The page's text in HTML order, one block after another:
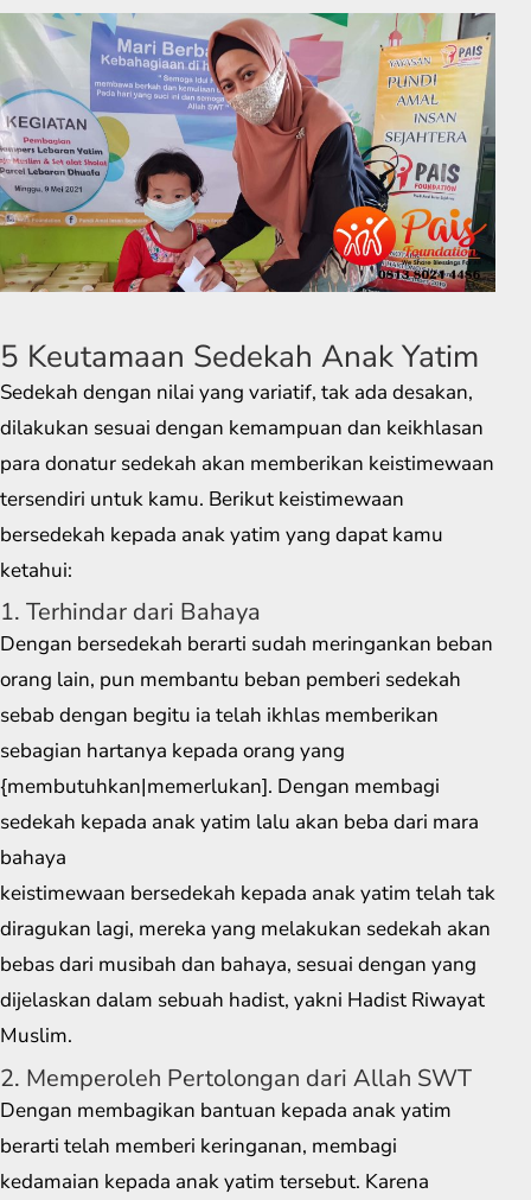
5 Keutamaan Sedekah Anak Yatim
Sedekah dengan nilai yang variatif, tak ada desakan,
dilakukan sesuai dengan kemampuan dan keikhlasan
para donatur sedekah akan memberikan keistimewaan
tersendiri untuk kamu. Berikut keistimewaan
bersedekah kepada anak yatim yang dapat kamu
ketahui:
1. Terhindar dari Bahaya
Dengan bersedekah berarti sudah meringankan beban
orang lain, pun membantu beban pemberi sedekah
sebab dengan begitu ia telah ikhlas memberikan
sebagian hartanya kepada orang yang
{membutuhkan|memerlukan]. Dengan membagi
sedekah kepada anak yatim lalu akan beba dari mara
bahaya
keistimewaan bersedekah kepada anak yatim telah tak
diragukan lagi, mereka yang melakukan sedekah akan
bebas dari musibah dan bahaya, sesuai dengan yang
dijelaskan dalam sebuah hadist, yakni Hadist Riwayat
Muslim.
2. Memperoleh Pertolongan dari Allah SWT
Dengan membagikan bantuan kepada anak yatim
berarti telah memberi keringanan, membagi
kedamaian kepada anak yatim tersebut. Karena